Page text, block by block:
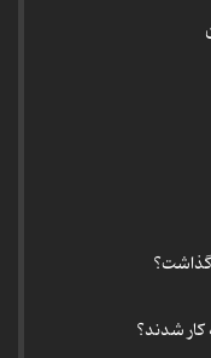
شدند؟